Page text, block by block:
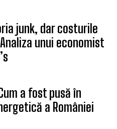
junk, dar costurile
unui economist
a fost pusă în
a României